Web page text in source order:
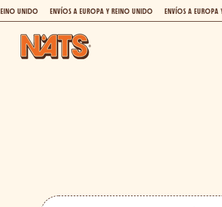
A EUROPA Y REINO UNIDO ENVÍOS A EUROPA Y REINO UNIDO